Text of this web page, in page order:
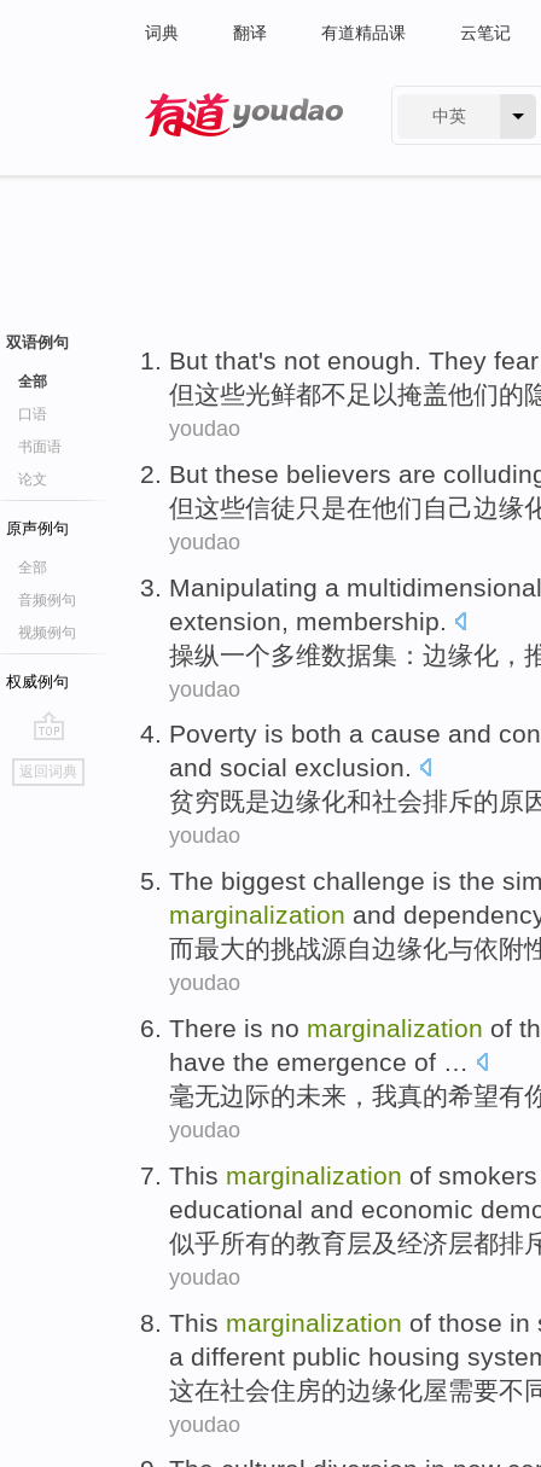
词典 翻译 有道精品课 云笔记
中英
双语例句
全部
口语
书面语
论文
原声例句
全部
音频例句
视频例句
权威例句
go
top
返回词典
But that's not enough. They fear
但这些光鲜都不足以掩盖他们的
youdao
But these believers are
但这些信徒只是在他们 自己边缘
youdao
Manipulating a multidimensional
extension
membership
操纵一个多维数据集 ： 边缘化 ，
youdao
Poverty is both a cause and
and social exclusion.
贫穷既是边缘化和社会排斥的原
youdao
The biggest challenge is the
marginalization and
而最大的挑战源自边缘化与依附
youdao
There is no marginalization of
have the emergence of …
毫无边际的未来 ， 我真的希望有
youdao
This marginalization of smokers
educational and economic
似乎所有的教育层及经济层都排
youdao
This marginalization of those in
a different public housing
这在社会住房的边缘化屋需要不
youdao